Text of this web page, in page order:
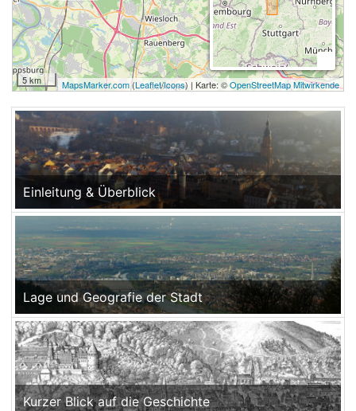
5 km MapsMarker.com(Leaflet/Icons) | Karte: ©OpenStreetMap Mitwirkende
Einleitung & Überblick
Lage und Geografie der Stadt
Kurzer Blick auf die Geschichte